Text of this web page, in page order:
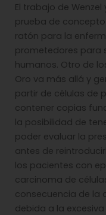
El trabajo de
prueba de
ratón para la
prometedores para
humanos. Otro de
Oro va más allá y
partir de células de
contener copias
la posibilidad de
poder evaluar la
antes de
los pacientes con
carcinoma de
consecuencia de la
debida a la